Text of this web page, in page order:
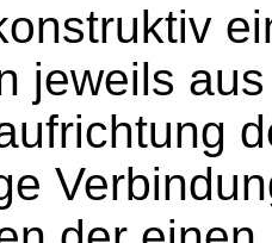
jeweils